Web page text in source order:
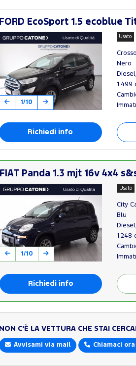
FORD EcoSport 1.5 ecoblue
1/10
Usato
Nero
1.499
Richiedi info
FIAT Panda 1.3 mjt 16v 4x4
1/10
Usato
City
Blu
1.248
Richiedi info
NON C'È LA VETTURA CHE STAI
Avvisami via mail Chiamaci ora